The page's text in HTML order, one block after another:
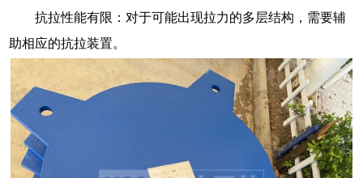
抗拉性能有限：对于可能出现拉力的多层结构，需要辅
助相应的抗拉装置。